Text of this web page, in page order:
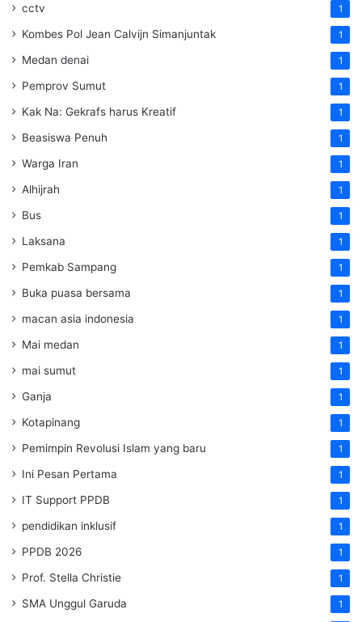
cctv 1
Kombes Pol Jean Calvijn Simanjuntak 1
Medan denai 1
Pemprov Sumut 1
Kak Na: Gekrafs harus Kreatif 1
Beasiswa Penuh 1
Warga Iran 1
Alhijrah 1
Bus 1
Laksana 1
Pemkab Sampang 1
Buka puasa bersama 1
macan asia indonesia 1
Mai medan 1
mai sumut 1
Ganja 1
Kotapinang 1
Pemimpin Revolusi Islam yang baru 1
Ini Pesan Pertama 1
IT Support PPDB 1
pendidikan inklusif 1
PPDB 2026 1
Prof. Stella Christie 1
SMA Unggul Garuda 1